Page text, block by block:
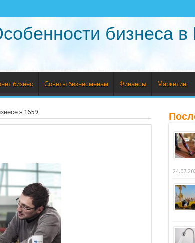
бизнеса в
бизнес Советы бизнесменам Финансы Маркетинг
» 1659